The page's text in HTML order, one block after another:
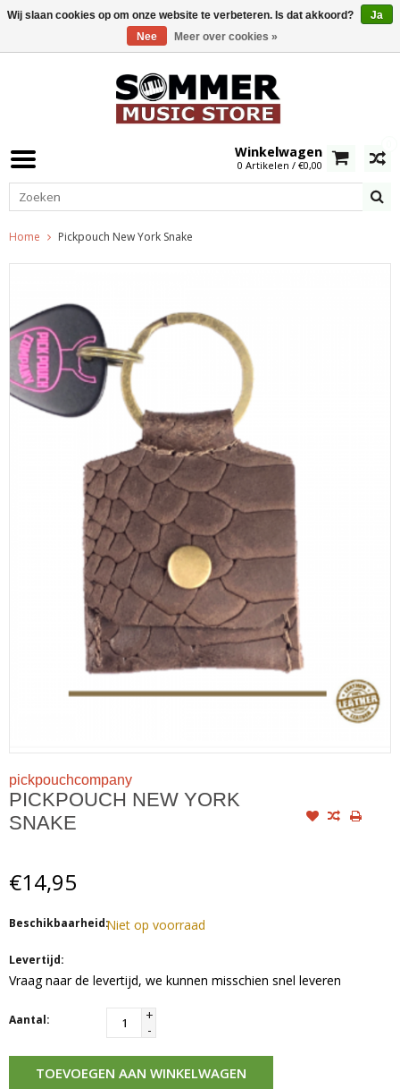
Winkelwagen
0 Artikelen / €0,00
Home Pickpouch New York Snake
pickpouchcompany
PICKPOUCH NEW YORK
SNAKE
€14,95
Beschikbaarheid:Niet op voorraad
Levertijd:
Vraag naar de levertijd, we kunnen misschien snel leveren
Aantal:
+
-
TOEVOEGEN AAN WINKELWAGEN
Wij slaan cookies op om onze website te verbeteren. Is dat akkoord?
Ja
Nee
Meer over cookies »